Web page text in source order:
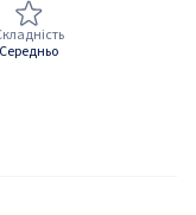
Середньо